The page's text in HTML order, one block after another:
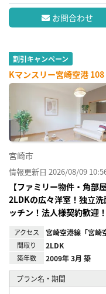
お問合わせ
割引キャンペーン
Kマンスリー宮崎空港
宮崎市
情報更新日 2026/08/09
【ファミリー物件・角部
2LDKの広々洋室！独立
ッチン！法人様契約歓迎！
アクセス 宮崎空港線「宮崎
間取り 2LDK
築年数 2009年 3月 築
プラン名・期間